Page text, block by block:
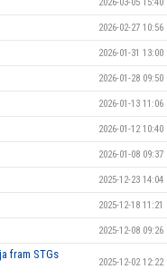
2026-02-27 10:56
2026-01-31 13:00
2026-01-28 09:50
2026-01-13 11:06
2026-01-12 10:40
2026-01-08 09:37
2025-12-23 14:04
2025-12-18 11:21
2025-12-08 09:26
fram STGs
2025-12-02 12:22